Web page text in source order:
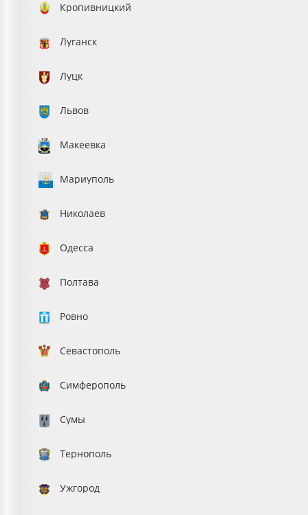
Кропивницкий
Луганск
Луцк
Львов
Макеевка
Мариуполь
Николаев
Одесса
Полтава
Ровно
Севастополь
Симферополь
Сумы
Тернополь
Ужгород